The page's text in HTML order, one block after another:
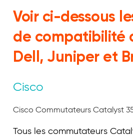
Voir ci-dessous
de compatibilité
Dell, Juniper et
Cisco
Cisco Commutateurs Catalyst
Tous les commutateurs